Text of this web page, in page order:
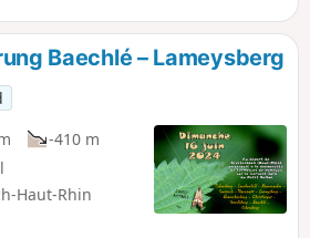
Baechlé – Lameysberg
-410 m
Haut-Rhin